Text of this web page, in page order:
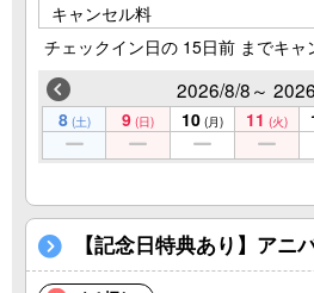
キャンセル料
チェックイン日の 15日前 までキャ
2026/8/8～
8 (土) 9 (日) 10 (月) 11 (火)
【記念日特典あり】アニ